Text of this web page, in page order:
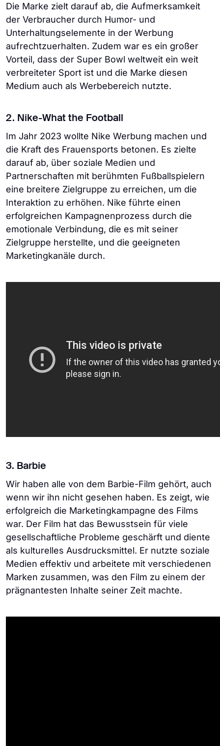
Die Marke zielt darauf ab, die Aufmerksamkeit
der Verbraucher durch Humor- und
Unterhaltungselemente in der Werbung
aufrechtzuerhalten. Zudem war es ein großer
Vorteil, dass der Super Bowl weltweit ein weit
verbreiteter Sport ist und die Marke diesen
Medium auch als Werbebereich nutzte.
2. Nike-What the Football
Im Jahr 2023 wollte Nike Werbung machen und
die Kraft des Frauensports betonen. Es zielte
darauf ab, über soziale Medien und
Partnerschaften mit berühmten Fußballspielern
eine breitere Zielgruppe zu erreichen, um die
Interaktion zu erhöhen. Nike führte einen
erfolgreichen Kampagnenprozess durch die
emotionale Verbindung, die es mit seiner
Zielgruppe herstellte, und die geeigneten
Marketingkanäle durch.
3. Barbie
Wir haben alle von dem Barbie-Film gehört, auch
wenn wir ihn nicht gesehen haben. Es zeigt, wie
erfolgreich die Marketingkampagne des Films
war. Der Film hat das Bewusstsein für viele
gesellschaftliche Probleme geschärft und diente
als kulturelles Ausdrucksmittel. Er nutzte soziale
Medien effektiv und arbeitete mit verschiedenen
Marken zusammen, was den Film zu einem der
prägnantesten Inhalte seiner Zeit machte.